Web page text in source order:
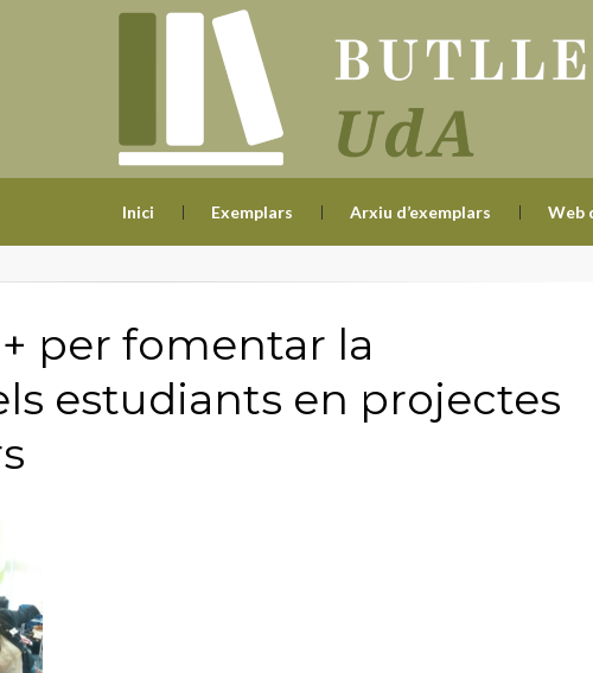
Inici Exemplars Arxiu d’exemplars Web
per fomentar la
estudiants en projectes